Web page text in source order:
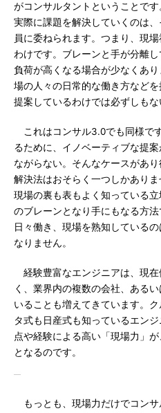
がコンサルタントということで
実際に課題を解決していくのは
員に委ねられます。つまり、現
わけです。ブレーンと手が分離
負荷が高くなる場合が少なくあ
場の人々の日常的な働き方など
提案しているわけでは必ずしもな
これはコンサル3.0でも同様で
るために、イノベーティブな提
ながらない。そんなケースがあ
解決法はおそらく一つしかありま
現場の裏も表もよく知っている
のブレーンとなり手にもなる方
日々働き、現場を熟知している
なりません。
経験豊富なエンジニアは、現
く、業界内の複数の会社、ある
いることも増えてきています。
タ式も日産式も知っているエン
点や経験による高い「現場力」
となるのです。
もっとも、現場力だけでコン